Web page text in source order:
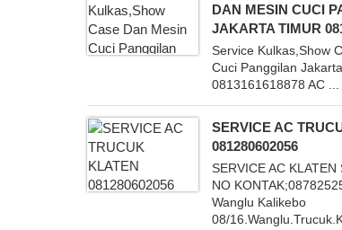
DAN MESIN CUCI
JAKARTA TIMUR
Service Kulkas,Show
Cuci Panggilan
0813161618878 AC ...
SERVICE AC
081280602056
SERVICE AC
NO
Wanglu Kalikebo
08/